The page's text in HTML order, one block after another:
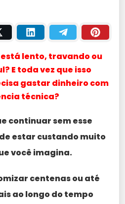
lento, travando ou
E toda vez que isso
gastar dinheiro com
técnica?
continuar sem esse
estar custando muito
você imagina.
centenas ou até
ao longo do tempo